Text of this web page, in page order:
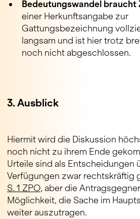
Bedeutungswandel braucht
einer Herkunftsangabe zur
Gattungsbezeichnung
langsam und ist hier trotz
noch nicht abgeschlossen.
3. Ausblick
Hiermit wird die Diskussion
noch nicht zu ihrem Ende
Urteile sind als Entscheidungen
Verfügungen zwar rechtskräftig
S. 1 ZPO, aber die
Möglichkeit, die Sache im
weiter auszutragen.